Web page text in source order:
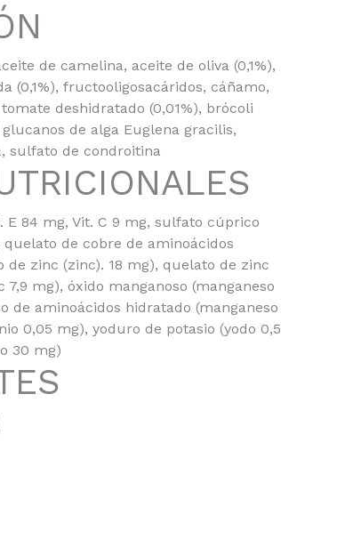
de camelina, aceite de oliva (0,1%),
(0,1%), fructooligosacáridos, cáñamo,
deshidratado (0,01%), brócoli
glucanos de alga Euglena gracilis,
sulfato de condroitina
E 84 mg, Vit. C 9 mg, sulfato cúprico
de cobre de aminoácidos
de zinc (zinc). 18 mg), quelato de zinc
mg), óxido manganoso (manganeso
de aminoácidos hidratado (manganeso
0,05 mg), yoduro de potasio (yodo 0,5
30 mg)